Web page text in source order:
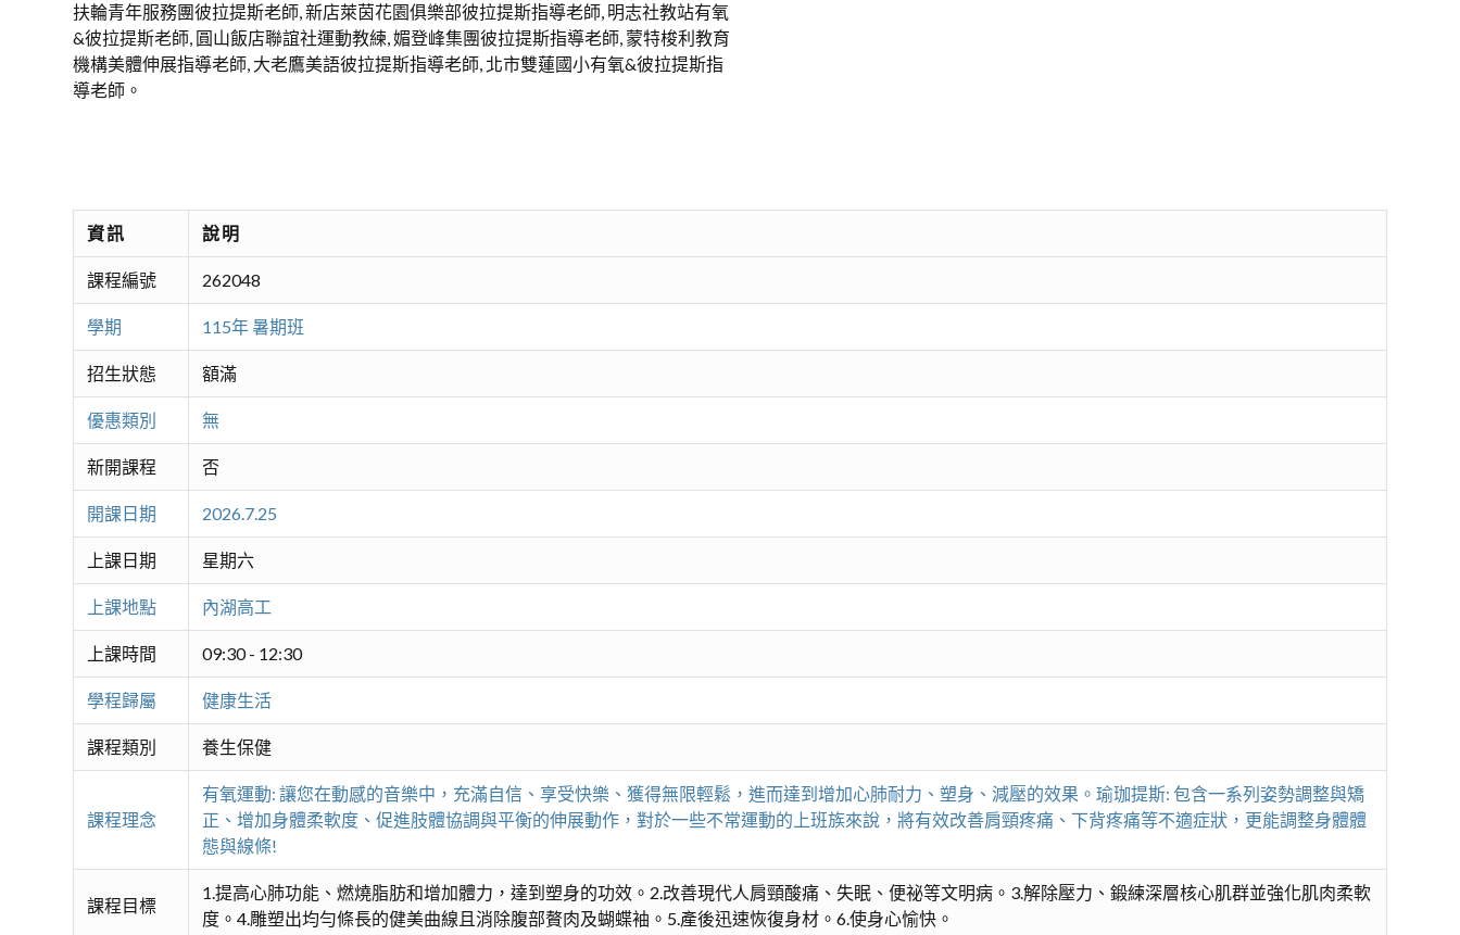
扶輪青年服務團彼拉提斯老師, 新店萊茵花園俱樂部彼拉提斯指導老師, 明志社教站有氧
&彼拉提斯老師, 圓山飯店聯誼社運動教練, 媚登峰集團彼拉提斯指導老師, 蒙特梭利教育
機構美體伸展指導老師, 大老鷹美語彼拉提斯指導老師, 北市雙蓮國小有氧&彼拉提斯指
導老師。
資訊 說明
課程編號 262048
學期 115年 暑期班
招生狀態 額滿
優惠類別 無
新開課程 否
開課日期 2026.7.25
上課日期 星期六
上課地點 內湖高工
上課時間 09:30 - 12:30
學程歸屬 健康生活
課程類別 養生保健
課程理念
有氧運動: 讓您在動感的音樂中，充滿自信、享受快樂、獲得無限輕鬆，進而達到增加心肺耐力、塑身、減壓的效果。瑜珈提斯: 包含一系列姿勢調整與矯
正、增加身體柔軟度、促進肢體協調與平衡的伸展動作，對於一些不常運動的上班族來說，將有效改善肩頸疼痛、下背疼痛等不適症狀，更能調整身體體
態與線條!
課程目標
1.提高心肺功能、燃燒脂肪和增加體力，達到塑身的功效。2.改善現代人肩頸酸痛、失眠、便祕等文明病。3.解除壓力、鍛練深層核心肌群並強化肌肉柔軟
度。4.雕塑出均勻條長的健美曲線且消除腹部贅肉及蝴蝶袖。5.產後迅速恢復身材。6.使身心愉快。